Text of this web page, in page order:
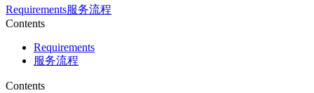
Requirements服务流程
Contents
Requirements
服务流程
Contents